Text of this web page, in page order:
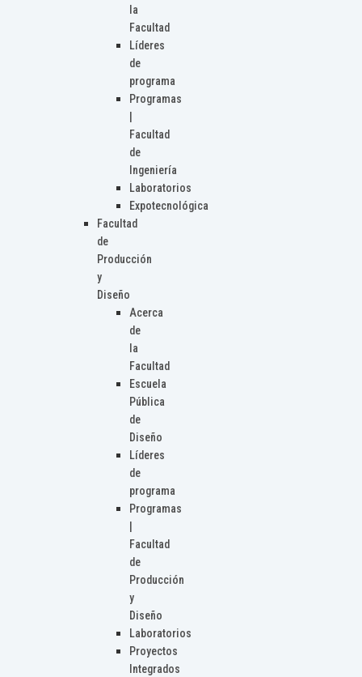
la
Facultad
Líderes
de
programa
Programas
Facultad
de
Ingeniería
Laboratorios
Expotecnológica
Facultad
de
Producción
y
Diseño
Acerca
de
la
Facultad
Escuela
Pública
de
Diseño
Líderes
de
programa
Programas
Facultad
de
Producción
y
Diseño
Laboratorios
Proyectos
Integrados